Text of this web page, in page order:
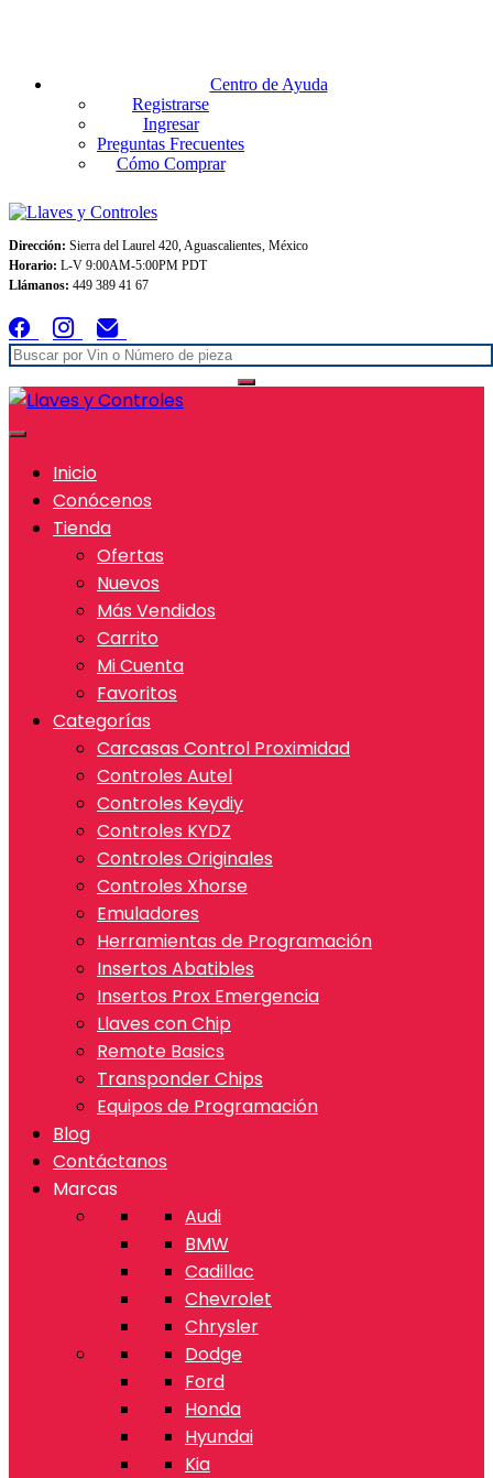
Centro de Ayuda
Registrarse
Ingresar
Preguntas Frecuentes
Cómo Comprar
Dirección: Sierra del Laurel 420, Aguascalientes, México
Horario: L-V 9:00AM-5:00PM PDT
Llámanos: 449 389 41 67
Inicio
Conócenos
Tienda
Ofertas
Nuevos
Más Vendidos
Carrito
Mi Cuenta
Favoritos
Categorías
Carcasas Control Proximidad
Controles Autel
Controles Keydiy
Controles KYDZ
Controles Originales
Controles Xhorse
Emuladores
Herramientas de Programación
Insertos Abatibles
Insertos Prox Emergencia
Llaves con Chip
Remote Basics
Transponder Chips
Equipos de Programación
Blog
Contáctanos
Marcas
Audi
BMW
Cadillac
Chevrolet
Chrysler
Dodge
Ford
Honda
Hyundai
Kia